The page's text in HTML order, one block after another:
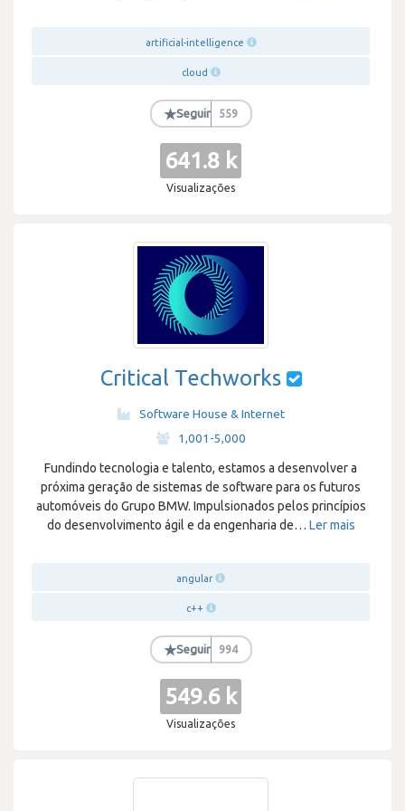
artificial-intelligence
cloud
★Seguir 559
641.8 k
Visualizações
Critical Techworks
Software House & Internet
1,001-5,000
Fundindo tecnologia e talento, estamos a desenvolver a
próxima geração de sistemas de software para os futuros
automóveis do Grupo BMW. Impulsionados pelos princípios
do desenvolvimento ágil e da engenharia de… Ler mais
angular
c++
★Seguir 994
549.6 k
Visualizações